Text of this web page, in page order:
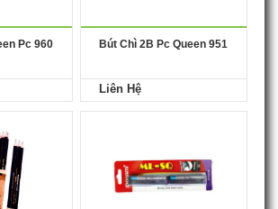
Pc 960 Bút Chì 2B Pc Queen 951
Liên Hệ